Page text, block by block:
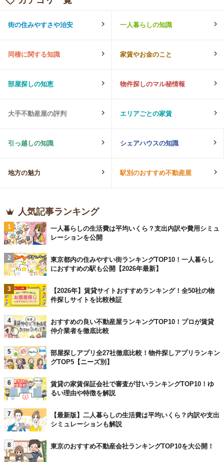
街の住みやすさや治安 一人暮らしの知識
同棲に関する知識 家賃やお金のこと
部屋探しの知恵 物件探しのマル秘情報
大手不動産屋の評判 エリアごとの家賃
引っ越しの知識 シェアハウスの知識
地方の魅力 駅別のおすすめ不動産屋
人気記事ランキング
1
一人暮らしの生活費は平均いくら？支出内訳や費用シミュ
レーションを公開
2
東京都内の住みやすい街ランキングTOP10！一人暮らし
におすすめの駅も公開【2026年最新】
3
【2026年】賃貸サイトおすすめランキング！全50社の物
件探しサイトを比較検証
4
おすすめの良い不動産屋ランキングTOP10！プロが賃貸
仲介業者を徹底比較
5
部屋探しアプリ全27社徹底比較！物件探しアプリランキン
グTOP5【ニーズ別】
6
賃貸の家賃保証会社で審査が甘いランキングTOP10！ゆ
るい理由や特徴を解説
7
【最新版】二人暮らしの生活費は平均いくら？内訳や支出
シミュレーションも解説
8 東京のおすすめ不動産会社ランキングTOP10を大公開！